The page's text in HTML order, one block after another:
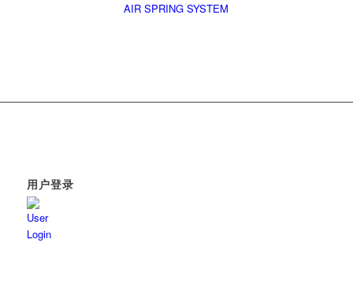
AIR SPRING SYSTEM
用户登录